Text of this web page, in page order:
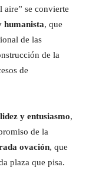
aire” se convierte
humanista, que
de las
de la
de
y entusiasmo,
de la
ovación, que
plaza que pisa.